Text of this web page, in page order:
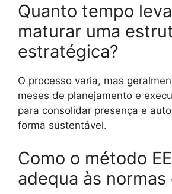
Quanto tempo
maturar uma
estratégica?
O processo varia, mas
meses de planejamento e
para consolidar presença e
forma sustentável.
Como o método
adequa às normas